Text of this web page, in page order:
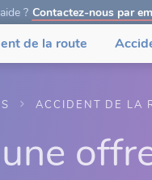
? Contactez-nous par
de la route
ACCIDENT DE LA